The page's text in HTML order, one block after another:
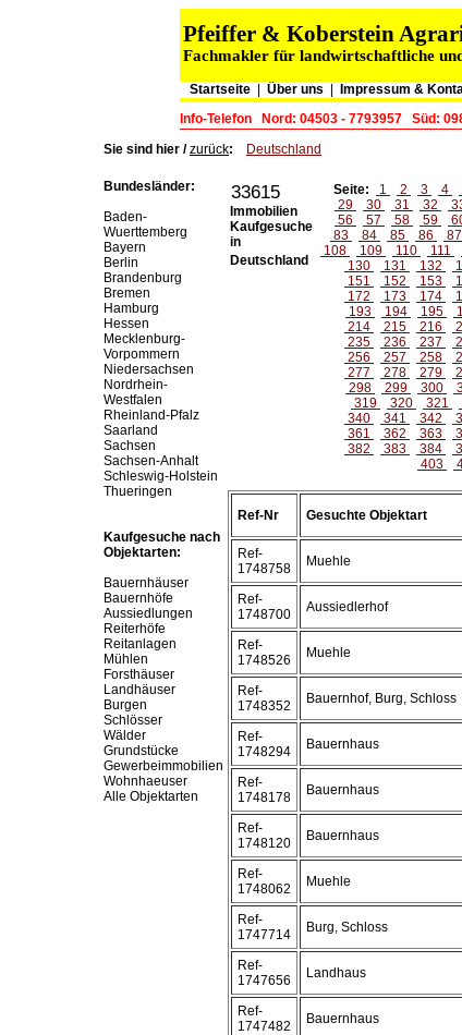
Pfeiffer & Koberstein
Fachmakler für landwirtschaftliche
Startseite| Über uns Impressum &
Info-Telefon
Nord: 04503 - 7793957 Süd:
Sie sind hier /zurück: Deutschland
Bundesländer:
Baden-
Wuerttemberg
Bayern
Berlin
Brandenburg
Bremen
Hamburg
Hessen
Mecklenburg-
Vorpommern
Niedersachsen
Nordrhein-
Westfalen
Rheinland-Pfalz
Saarland
Sachsen
Sachsen-Anhalt
Schleswig-Holstein
Thueringen
Kaufgesuche nach
Objektarten:
Bauernhäuser
Bauernhöfe
Aussiedlungen
Reiterhöfe
Reitanlagen
Mühlen
Forsthäuser
Landhäuser
Burgen
Schlösser
Wälder
Grundstücke
Gewerbeimmobilien
Wohnhaeuser
Alle Objektarten
33615
Immobilien
Kaufgesuche
in
Deutschland
Seite: 1 2 3 4
29
30 31 32
56
57 58 59
83
84 85 86 87
108
109 110 111
130
131 132
151
152 153
172
173 174
193
194 195
214
215 216
235
236 237
256
257 258
277
278 279
298
299 300
319
320 321
340
341 342
361
362 363
382
383 384
403
Ref-Nr Gesuchte Objektart
Ref-
1748758
Muehle
Ref-
1748700
Aussiedlerhof
Ref-
1748526
Muehle
Ref-
1748352
Bauernhof, Burg, Schloss
Ref-
1748294
Bauernhaus
Ref-
1748178
Bauernhaus
Ref-
1748120
Bauernhaus
Ref-
1748062
Muehle
Ref-
1747714
Burg, Schloss
Ref-
1747656
Landhaus
Ref-
1747482
Bauernhaus